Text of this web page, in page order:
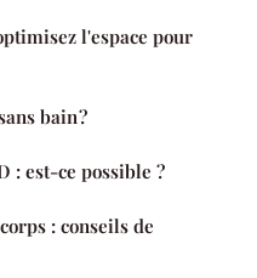
l'espace pour
bain ?
: est-ce possible ?
: conseils de